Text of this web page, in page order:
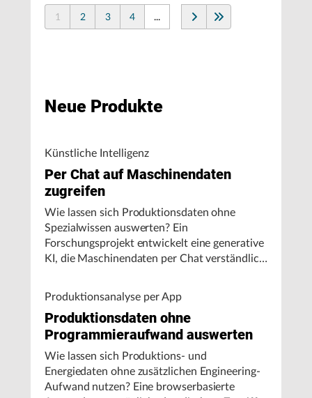
1 2 3 4 ...
Neue Produkte
Künstliche Intelligenz
Per Chat auf Maschinendaten
zugreifen
Wie lassen sich Produktionsdaten ohne
Spezialwissen auswerten? Ein
Forschungsprojekt entwickelt eine generative
KI, die Maschinendaten per Chat verständlich
Produktionsanalyse per App
Produktionsdaten ohne
Programmieraufwand auswerten
Wie lassen sich Produktions- und
Energiedaten ohne zusätzlichen Engineering-
Aufwand nutzen? Eine browserbasierte